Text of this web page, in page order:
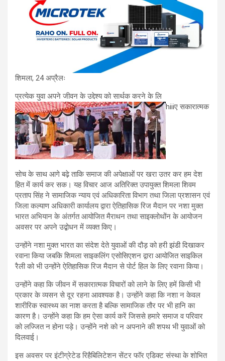
शिमला, 24 अप्रैलः
प्रत्येक युवा अपने जीवन के उद्देश्य को सार्थक करने के लि
hiiiए सकारात्मक
सोच के साथ आगे बढ़े ताकि समाज की अपेक्षाओं पर खरा उतर कर हम देश
हित में कार्य कर सक। यह विचार आज अतिरिक्त उपायुक्त शिमला शिवम
प्रताप सिंह ने सामाजिक न्याय एवं अधिकारिता विभाग तथा जिला प्रशासन एवं
जिला कल्याण अधिकारी कार्यालय द्वारा ऐतिहासिक रिज मैदान पर नशा मुक्त
भारत अभियान के अंतर्गत आयोजित मैराथन तथा साइक्लोथोंन के आयोजन
अवसर पर अपने उद्बोधन में व्यक्त किए।
उन्होंने नशा मुक्त भारत का संदेश देते युवाओं की दौड़ को हरी झंडी दिखाकर
रवाना किया जबकि शिमला साइकलिंग एसोसिएशन द्वारा आयोजित साइकिल
रैली को भी उन्होंने ऐतिहासिक रिज मैदान से पोर्ट हिल के लिए रवाना किया।
उन्होंने कहा कि जीवन में सकारात्मक विचारों को लाने के लिए हमें किसी भी
प्रकार के व्यसन से दूर रहना आवश्यक है। उन्होंने कहा कि नशा न केवल
शारीरिक स्वास्थ्य का नाश करता है बल्कि सामाजिक तौर पर भी हानि का
कारण है। उन्होंने कहा कि हम ऐसा कार्य करें जिससे हमारे समाज व परिवार
को लज्जित न होना पड़े। उन्होंने नशे को न अपनाने की शपथ भी युवाओं को
दिलवाई।
इस अवसर पर इंटीग्रेटेड रिहैबिलिटेशन सेंटर फॉर एडिक्ट संस्था के शोभित